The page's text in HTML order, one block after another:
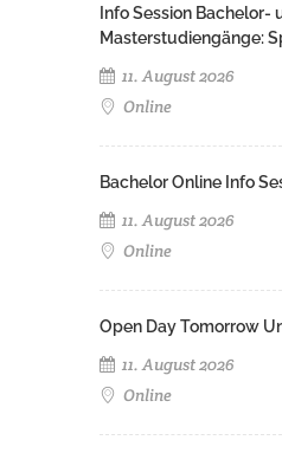
Info Session Bachelor-
Masterstudiengänge:
11. August 2026
Online
Bachelor Online Info
11. August 2026
Online
Open Day Tomorrow
11. August 2026
Online